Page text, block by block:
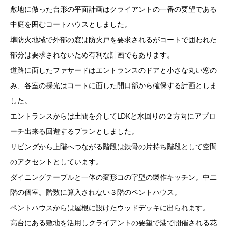
敷地に倣った台形の平面計画はクライアントの一番の要望である
中庭を囲むコートハウスとしました。
準防火地域で外部の窓は防火戸を要求されるがコートで囲われた
部分は要求されないため有利な計画でもあります。
道路に面したファサードはエントランスのドアと小さな丸い窓の
み、各室の採光はコートに面した開口部から確保する計画としま
した。
エントランスからは土間を介してLDKと水回りの２方向にアプロ
ーチ出来る回遊するプランとしました。
リビングから上階へつながる階段は鉄骨の片持ち階段として空間
のアクセントとしています。
ダイニングテーブルと一体の変形コの字型の製作キッチン。中二
階の個室。階数に算入されない３階のペントハウス。
ペントハウスからは屋根に設けたウッドデッキに出られます。
高台にある敷地を活用しクライアントの要望で港で開催される花